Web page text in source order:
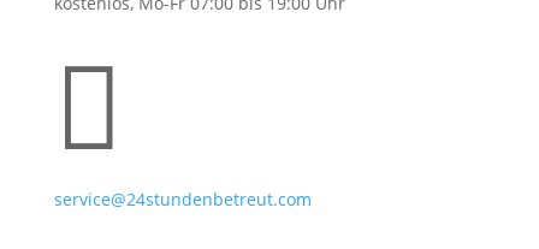

service@24stundenbetreut.com